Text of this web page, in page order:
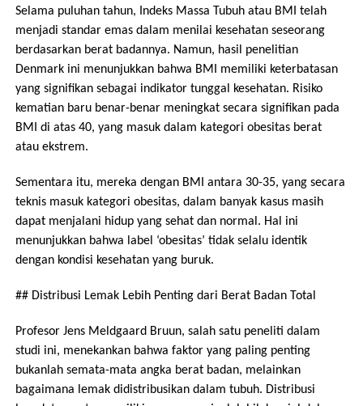
Selama puluhan tahun, Indeks Massa Tubuh atau BMI telah
menjadi standar emas dalam menilai kesehatan seseorang
berdasarkan berat badannya. Namun, hasil penelitian
Denmark ini menunjukkan bahwa BMI memiliki keterbatasan
yang signifikan sebagai indikator tunggal kesehatan. Risiko
kematian baru benar-benar meningkat secara signifikan pada
BMI di atas 40, yang masuk dalam kategori obesitas berat
atau ekstrem.
Sementara itu, mereka dengan BMI antara 30-35, yang secara
teknis masuk kategori obesitas, dalam banyak kasus masih
dapat menjalani hidup yang sehat dan normal. Hal ini
menunjukkan bahwa label ‘obesitas’ tidak selalu identik
dengan kondisi kesehatan yang buruk.
## Distribusi Lemak Lebih Penting dari Berat Badan Total
Profesor Jens Meldgaard Bruun, salah satu peneliti dalam
studi ini, menekankan bahwa faktor yang paling penting
bukanlah semata-mata angka berat badan, melainkan
bagaimana lemak didistribusikan dalam tubuh. Distribusi